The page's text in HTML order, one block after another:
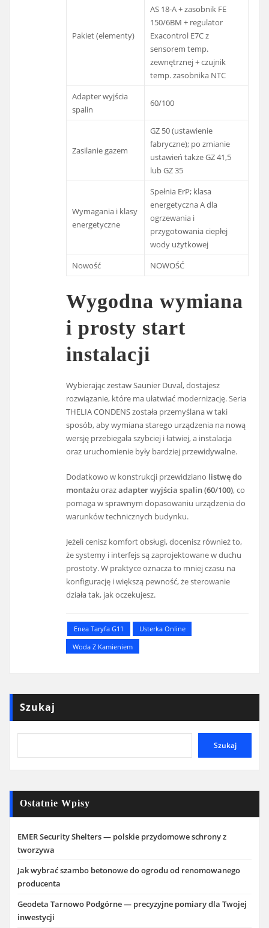
Pakiet (elementy)
AS 18-A + zasobnik FE
150/6BM + regulator
Exacontrol E7C z
sensorem temp.
zewnętrznej + czujnik
temp. zasobnika NTC
Adapter wyjścia
spalin
60/100
Zasilanie gazem
GZ 50 (ustawienie
fabryczne); po zmianie
ustawień także GZ 41,5
lub GZ 35
Wymagania i klasy
energetyczne
Spełnia ErP; klasa
energetyczna A dla
ogrzewania i
przygotowania ciepłej
wody użytkowej
Nowość
NOWOŚĆ
Wygodna wymiana
i prosty start
instalacji
Wybierając zestaw Saunier Duval, dostajesz
rozwiązanie, które ma ułatwiać modernizację. Seria
THELIA CONDENS została przemyślana w taki
sposób, aby wymiana starego urządzenia na nową
wersję przebiegała szybciej i łatwiej, a instalacja
oraz uruchomienie były bardziej przewidywalne.
Dodatkowo w konstrukcji przewidziano listwę do
montażuorazadapter wyjścia spalin (60/100), co
pomaga w sprawnym dopasowaniu urządzenia do
warunków technicznych budynku.
Jeżeli cenisz komfort obsługi, docenisz również to,
że systemy i interfejs są zaprojektowane w duchu
prostoty. W praktyce oznacza to mniej czasu na
konfigurację i większą pewność, że sterowanie
działa tak, jak oczekujesz.
Enea Taryfa G11
Usterka Online
Woda Z Kamieniem
Szukaj
Szukaj
Ostatnie Wpisy
EMER Security Shelters — polskie przydomowe schrony z
tworzywa
Jak wybrać szambo betonowe do ogrodu od renomowanego
producenta
Geodeta Tarnowo Podgórne — precyzyjne pomiary dla Twojej
inwestycji